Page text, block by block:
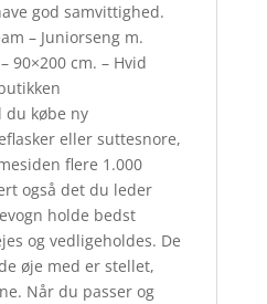
god samvittighed.
– Juniorseng m.
90×200 cm. – Hvid
du købe ny
eller suttesnore,
flere 1.000
også det du leder
holde bedst
og vedligeholdes. De
øje med er stellet,
Når du passer og